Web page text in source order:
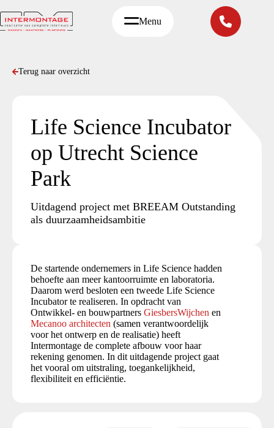
naar
de
Menu
Terug naar overzicht
Life Science Incubator
op Utrecht Science
Park
Uitdagend project met BREEAM Outstanding
als duurzaamheidsambitie
De startende ondernemers in Life Science hadden
behoefte aan meer kantoorruimte en laboratoria.
Daarom werd besloten een tweede Life Science
Incubator te realiseren. In opdracht van
Ontwikkel- en bouwpartners GiesbersWijchen en
Mecanoo architecten (samen verantwoordelijk
voor het ontwerp en de realisatie) heeft
Intermontage de complete afbouw voor haar
rekening genomen. In dit uitdagende project gaat
het vooral om uitstraling, toegankelijkheid,
flexibiliteit en efficiëntie.